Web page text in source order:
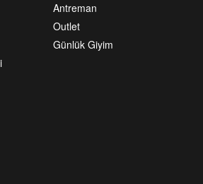
Antreman
Outlet
Günlük Giyim